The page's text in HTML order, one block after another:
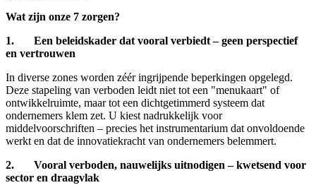
Wat zijn onze 7 zorgen?
1. Een beleidskader dat vooral verbiedt – geen perspectief
en vertrouwen
In diverse zones worden zéér ingrijpende beperkingen opgelegd.
Deze stapeling van verboden leidt niet tot een "menukaart" of
ontwikkelruimte, maar tot een dichtgetimmerd systeem dat
ondernemers klem zet. U kiest nadrukkelijk voor
middelvoorschriften – precies het instrumentarium dat onvoldoende
werkt en dat de innovatiekracht van ondernemers belemmert.
2. Vooral verboden, nauwelijks uitnodigen – kwetsend voor
sector en draagvlak